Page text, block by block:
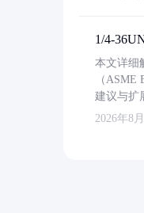
1/4-
本文详细
（
建议与扩
2026年8